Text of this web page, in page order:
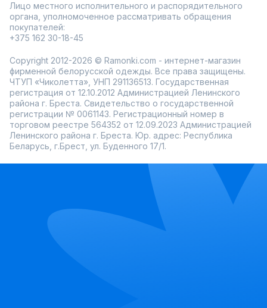
Лицо местного исполнительного и распорядительного
органа, уполномоченное рассматривать обращения
покупателей:
+375 162 30-18-45
Copyright 2012-2026 © Ramonki.com - интернет-магазин
фирменной белорусской одежды. Все права защищены.
ЧТУП «Чиколетта», УНП 291136513. Государственная
регистрация от 12.10.2012 Администрацией Ленинского
района г. Бреста. Свидетельство о государственной
регистрации № 0061143. Регистрационный номер в
торговом реестре 564352 от 12.09.2023 Администрацией
Ленинского района г. Бреста. Юр. адрес: Республика
Беларусь, г.Брест, ул. Буденного 17/1.